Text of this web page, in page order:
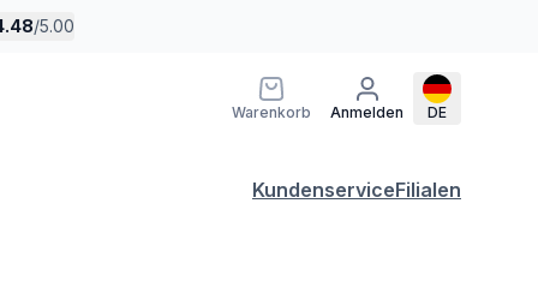
/5.00
Warenkorb Anmelden DE
KundenserviceFilialen